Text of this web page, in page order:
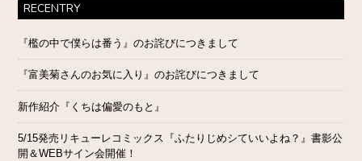
RECENTRY
『檻の中で僕らは番う』のお詫びにつきまして
『富美菊さんのお気に入り』のお詫びにつきまして
新作紹介『くちは偏愛のもと』
5/15発売リキューレコミックス『ふたりじめシていいよね？』書影公
開＆WEBサイン会開催！